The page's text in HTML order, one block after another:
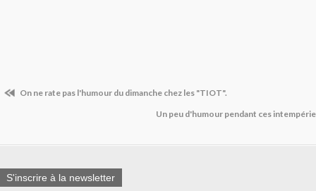
On ne rate pas l'humour du dimanche chez les "TIOT".
Un peu d'humour pendant ces
S'inscrire à la newsletter